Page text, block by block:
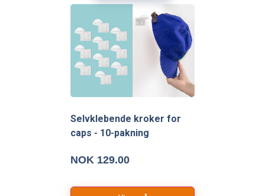
currently unavailable.
Selvklebende kroker for
caps - 10-pakning
NOK 129.00